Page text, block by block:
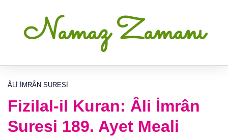
Namaz Zamanı
ÂLI İMRÂN SURESI
Fizilal-il Kuran: Âli İmrân
Suresi 189. Ayet Meali